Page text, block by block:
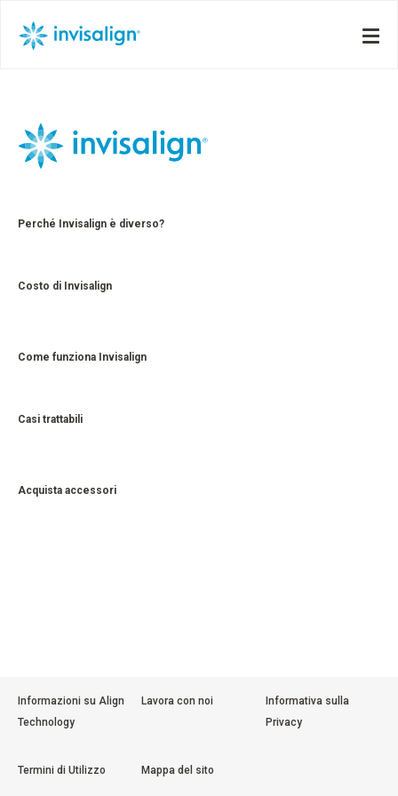
Perché Invisalign è diverso?
Costo di Invisalign
Come funziona Invisalign
Casi trattabili
Acquista accessori
Informazioni su Align
Technology
Lavora con noi
Informativa sulla
Privacy
Termini di Utilizzo Mappa del sito